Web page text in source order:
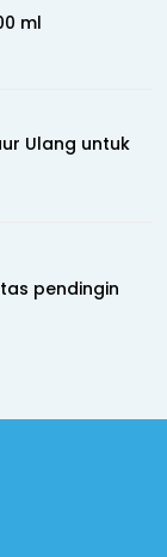
ml
Ulang untuk
pendingin